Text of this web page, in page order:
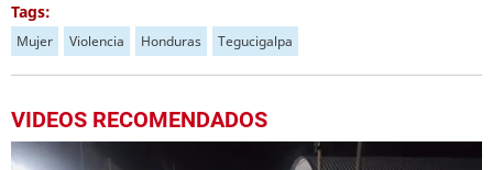
Tags:
Mujer Violencia Honduras Tegucigalpa
VIDEOS RECOMENDADOS